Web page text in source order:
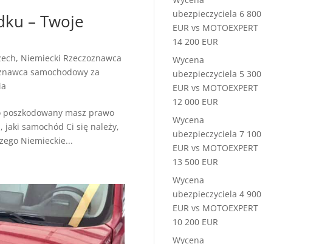
– Twoje
, Niemiecki Rzeczoznawca
samochodowy za
masz prawo
jaki samochód Ci się należy,
Niemieckie...
ubezpieczyciela 6 800
EUR vs MOTOEXPERT
14 200 EUR
Wycena
ubezpieczyciela 5 300
EUR vs MOTOEXPERT
12 000 EUR
Wycena
ubezpieczyciela 7 100
EUR vs MOTOEXPERT
13 500 EUR
Wycena
ubezpieczyciela 4 900
EUR vs MOTOEXPERT
10 200 EUR
Wycena